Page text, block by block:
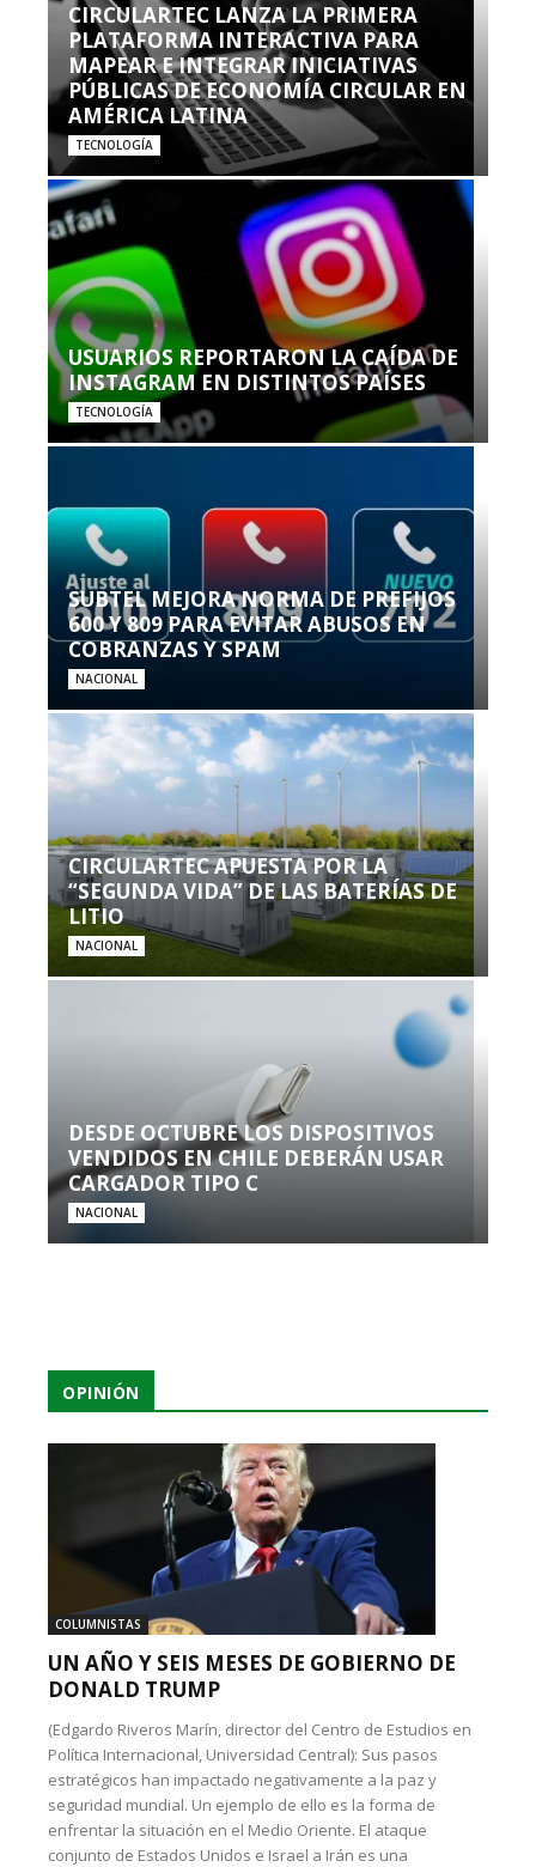
CIRCULARTEC LANZA LA PRIMERA
PLATAFORMA INTERACTIVA PARA
MAPEAR E INTEGRAR INICIATIVAS
PÚBLICAS DE ECONOMÍA CIRCULAR EN
AMÉRICA LATINA
TECNOLOGÍA
USUARIOS REPORTARON LA CAÍDA DE
INSTAGRAM EN DISTINTOS PAÍSES
TECNOLOGÍA
SUBTEL MEJORA NORMA DE PREFIJOS
600 Y 809 PARA EVITAR ABUSOS EN
COBRANZAS Y SPAM
NACIONAL
CIRCULARTEC APUESTA POR LA
“SEGUNDA VIDA” DE LAS BATERÍAS DE
LITIO
NACIONAL
DESDE OCTUBRE LOS DISPOSITIVOS
VENDIDOS EN CHILE DEBERÁN USAR
CARGADOR TIPO C
NACIONAL
OPINIÓN
COLUMNISTAS
UN AÑO Y SEIS MESES DE GOBIERNO DE
DONALD TRUMP
(Edgardo Riveros Marín, director del Centro de Estudios en
Política Internacional, Universidad Central): Sus pasos
estratégicos han impactado negativamente a la paz y
seguridad mundial. Un ejemplo de ello es la forma de
enfrentar la situación en el Medio Oriente. El ataque
conjunto de Estados Unidos e Israel a Irán es una